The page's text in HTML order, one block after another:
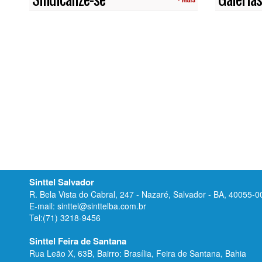
Sinttel Salvador
R. Bela Vista do Cabral, 247 - Nazaré, Salvador - BA, 40055-
E-mail: sinttel@sinttelba.com.br
Tel:(71) 3218-9456
Sinttel Feira de Santana
Rua Leão X, 63B, Bairro: Brasília, Feira de Santana, Bahia